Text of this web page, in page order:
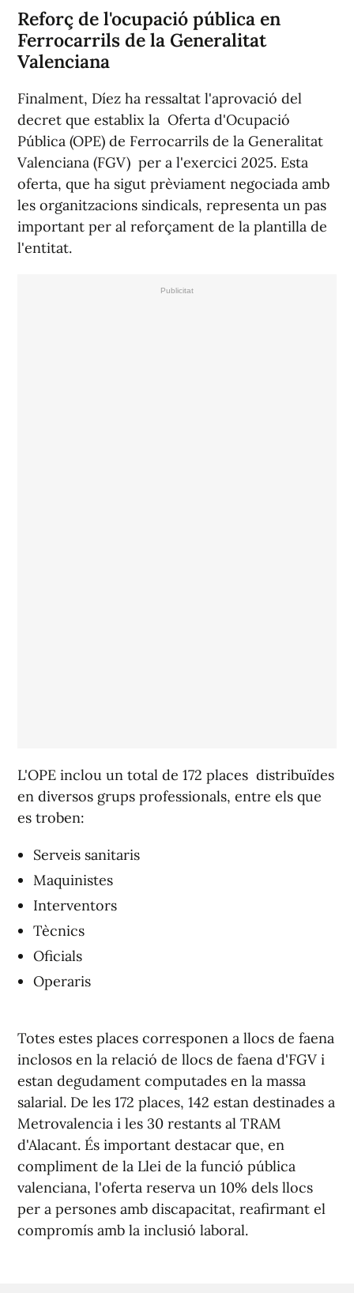
Reforç de l'ocupació pública en
Ferrocarrils de la Generalitat
Valenciana
Finalment, Díez ha ressaltat l'aprovació del
decret que establix la Oferta d'Ocupació
Pública (OPE) de Ferrocarrils de la Generalitat
Valenciana (FGV) per a l'exercici 2025. Esta
oferta, que ha sigut prèviament negociada amb
les organitzacions sindicals, representa un pas
important per al reforçament de la plantilla de
l'entitat.
L'OPE inclou un total de 172 places distribuïdes
en diversos grups professionals, entre els que
es troben:
Serveis sanitaris
Maquinistes
Interventors
Tècnics
Oficials
Operaris
Totes estes places corresponen a llocs de faena
inclosos en la relació de llocs de faena d'FGV i
estan degudament computades en la massa
salarial. De les 172 places, 142 estan destinades a
Metrovalencia i les 30 restants al TRAM
d'Alacant. És important destacar que, en
compliment de la Llei de la funció pública
valenciana, l'oferta reserva un 10% dels llocs
per a persones amb discapacitat, reafirmant el
compromís amb la inclusió laboral.